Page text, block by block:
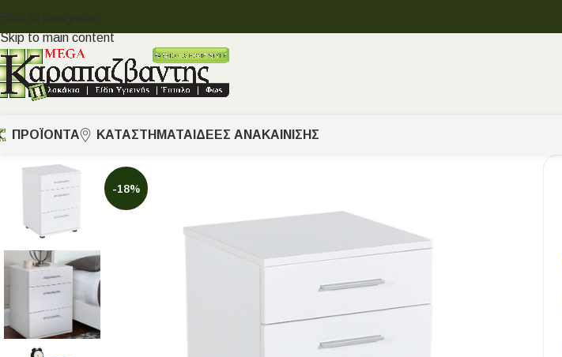
Skip to navigation
Skip to main content
ΠΡΟΪΟΝΤΑ ΚΑΤΑΣΤΗΜΑΤΑ ΙΔΈΕΣ ΑΝΑΚΑΊΝΙΣΗΣ
-18%